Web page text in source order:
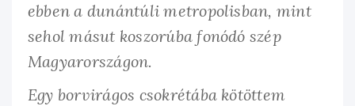
ebben a dunántúli metropolisban, mint
sehol másut koszorúba fonódó szép
Magyarországon.
Egy borvirágos csokrétába kötöttem